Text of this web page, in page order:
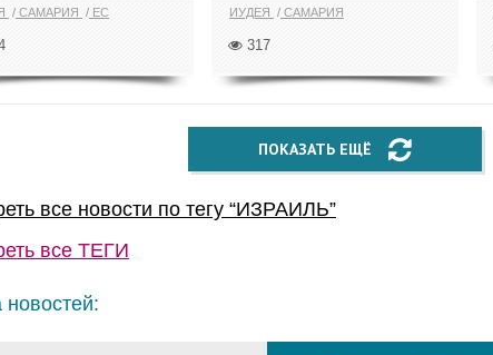
САМАРИЯ ЕС ИУДЕЯ САМАРИЯ
317
ПОКАЗАТЬ ЕЩЁ
все новости по тегу “ИЗРАИЛЬ”
все ТЕГИ
новостей: